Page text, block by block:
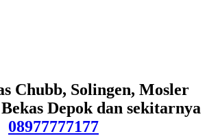
Chubb, Solingen, Mosler
Depok dan sekitarnya
08977777177